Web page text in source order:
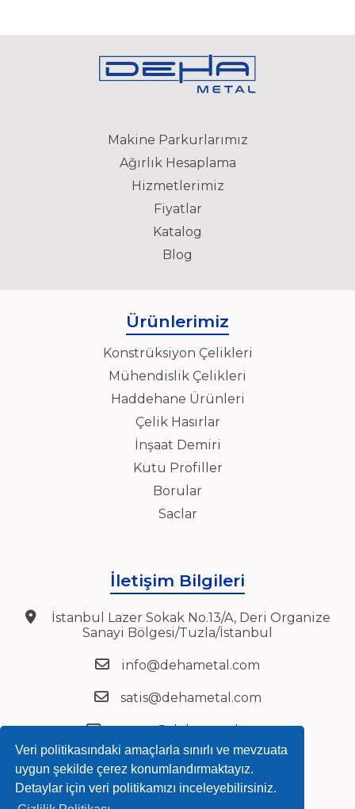
Veri politikasındaki amaçlarla sınırlı ve mevzuata
uygun şekilde çerez konumlandırmaktayız.
Detaylar için veri politikamızı inceleyebilirsiniz.
Makine Parkurlarımız
Ağırlık Hesaplama
Hizmetlerimiz
Fiyatlar
Katalog
Blog
Ürünlerimiz
Konstrüksiyon Çelikleri
Mühendislik Çelikleri
Haddehane Ürünleri
Çelik Hasırlar
İnşaat Demiri
Kutu Profiller
Borular
Saclar
İletişim Bilgileri
İstanbul Lazer Sokak No.13/A, Deri Organize
Sanayi Bölgesi/Tuzla/İstanbul
info@dehametal.com
satis@dehametal.com
export@dehametal.com
+90 216 394 27 72
+90 216 394 27 75